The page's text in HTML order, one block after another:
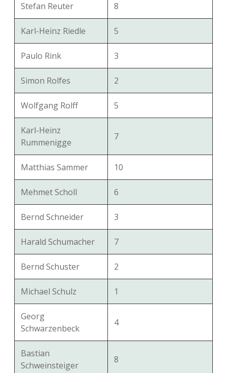
Stefan Reuter 8
Karl-Heinz Riedle 5
Paulo Rink 3
Simon Rolfes 2
Wolfgang Rolff 5
Karl-Heinz
Rummenigge
7
Matthias Sammer 10
Mehmet Scholl 6
Bernd Schneider 3
Harald Schumacher 7
Bernd Schuster 2
Michael Schulz 1
Georg
Schwarzenbeck
4
Bastian
Schweinsteiger
8